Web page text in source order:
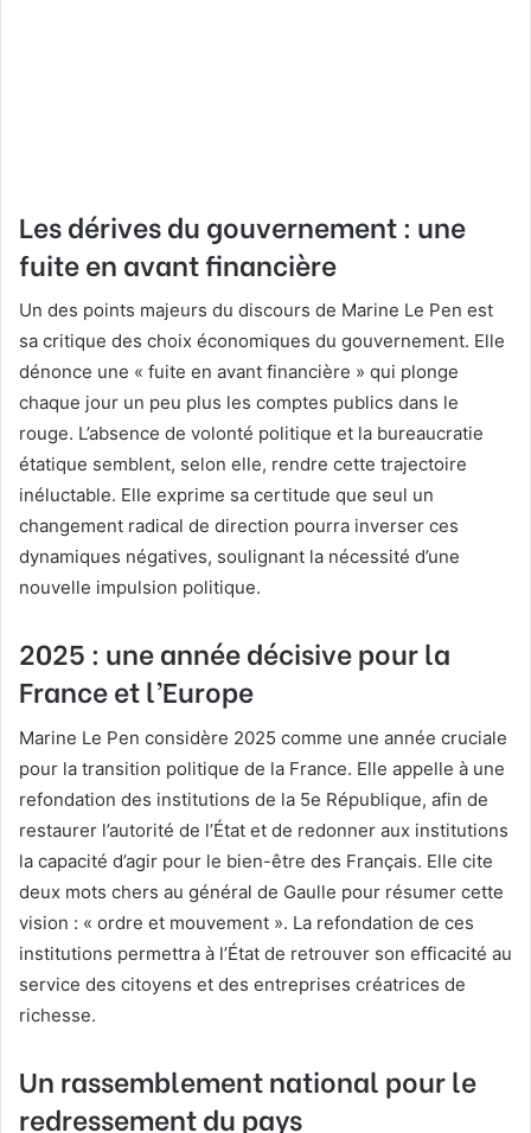
Les dérives du gouvernement : une
fuite en avant financière
Un des points majeurs du discours de Marine Le Pen est
sa critique des choix économiques du gouvernement. Elle
dénonce une « fuite en avant financière » qui plonge
chaque jour un peu plus les comptes publics dans le
rouge. L’absence de volonté politique et la bureaucratie
étatique semblent, selon elle, rendre cette trajectoire
inéluctable. Elle exprime sa certitude que seul un
changement radical de direction pourra inverser ces
dynamiques négatives, soulignant la nécessité d’une
nouvelle impulsion politique.
2025 : une année décisive pour la
France et l’Europe
Marine Le Pen considère 2025 comme une année cruciale
pour la transition politique de la France. Elle appelle à une
refondation des institutions de la 5e République, afin de
restaurer l’autorité de l’État et de redonner aux institutions
la capacité d’agir pour le bien-être des Français. Elle cite
deux mots chers au général de Gaulle pour résumer cette
vision : « ordre et mouvement ». La refondation de ces
institutions permettra à l’État de retrouver son efficacité au
service des citoyens et des entreprises créatrices de
richesse.
Un rassemblement national pour le
redressement du pays